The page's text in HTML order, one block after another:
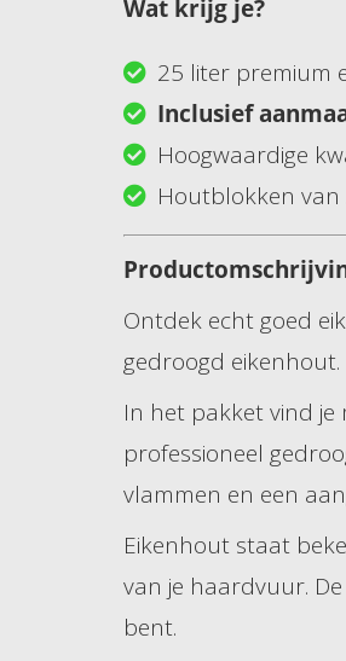
Wat krijg je?
25 liter premium
Inclusief
Hoogwaardige
Houtblokken van
Ontdek echt goed
gedroogd
In het pakket vind
professioneel
vlammen en een
Eikenhout staat
van je haardvuur.
bent.